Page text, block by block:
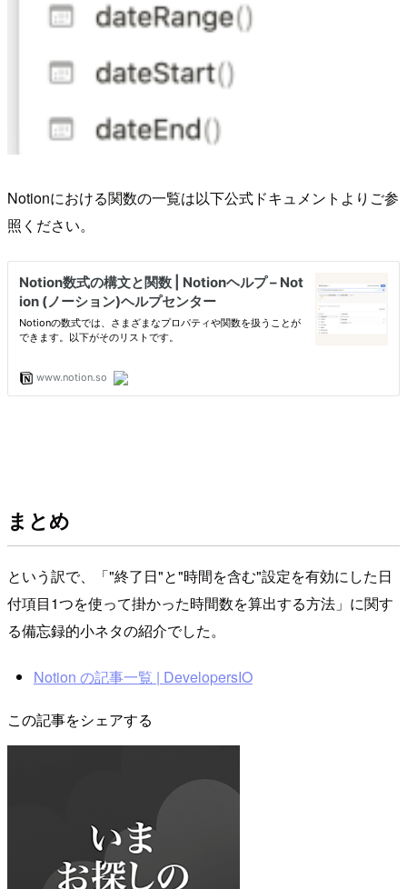
Notionにおける関数の一覧は以下公式ドキュメントよりご参
照ください。
まとめ
という訳で、「"終了日"と"時間を含む"設定を有効にした日
付項目1つを使って掛かった時間数を算出する方法」に関す
る備忘録的小ネタの紹介でした。
Notion の記事一覧 | DevelopersIO
この記事をシェアする